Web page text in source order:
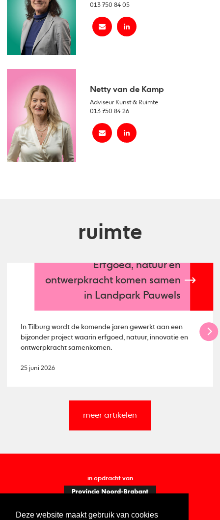
Deze website maakt gebruik van cookies
013 750 84 05
Netty van de Kamp
Adviseur Kunst & Ruimte
013 750 84 26
ruimte
Erfgoed, natuur en
ontwerpkracht komen samen
in Landpark Pauwels
In Tilburg wordt de komende jaren gewerkt aan een
bijzonder project waarin erfgoed, natuur, innovatie en
ontwerpkracht samenkomen.
25 juni 2026
meer artikelen
in opdracht van